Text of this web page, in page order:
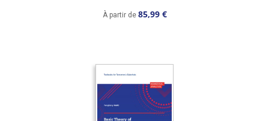
À partir de 85,99 €